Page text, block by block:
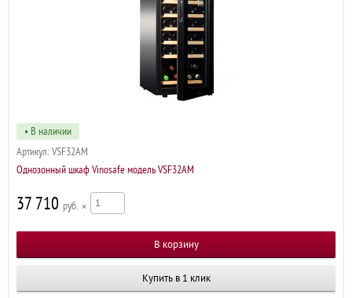
• В наличии
Артикул: VSF32AM
Однозонный шкаф Vinosafe модель VSF32AM
37 710 р ×
Купить в 1 клик